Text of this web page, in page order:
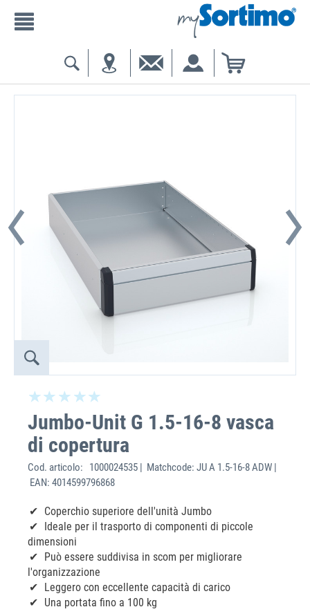
Jumbo-Unit G 1.5-16-8 vasca
di copertura
Cod. articolo:
1000024535 | Matchcode: JU A 1.5-16-8 ADW |
EAN: 4014599796868
Coperchio superiore dell'unità Jumbo
Ideale per il trasporto di componenti di piccole
dimensioni
Può essere suddivisa in scom per migliorare
l'organizzazione
Leggero con eccellente capacità di carico
Una portata fino a 100 kg